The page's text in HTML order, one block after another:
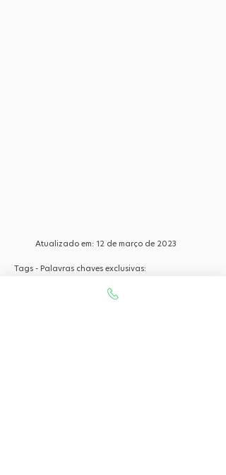
Atualizado em: 12 de março de 2023
Tags - Palavras chaves exclusivas: